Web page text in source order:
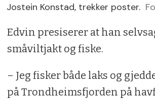
Jostein Konstad, trekker poster.
Edvin presiserer at han
småviltjakt og fiske.
– Jeg fisker både laks og
på Trondheimsfjorden på